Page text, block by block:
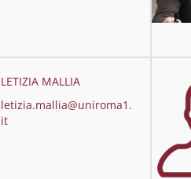
LETIZIA MALLIA
letizia.mallia@uniroma1.
it